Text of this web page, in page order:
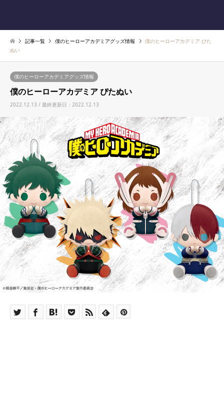
記事一覧 僕のヒーローアカデミアグッズ情報
僕のヒーローアカデミア ぴた
ぬい
僕のヒーローアカデミアグッズ情報
僕のヒーローアカデミア ぴたぬい
2022.12.13 / 最終更新日：2022.12.13